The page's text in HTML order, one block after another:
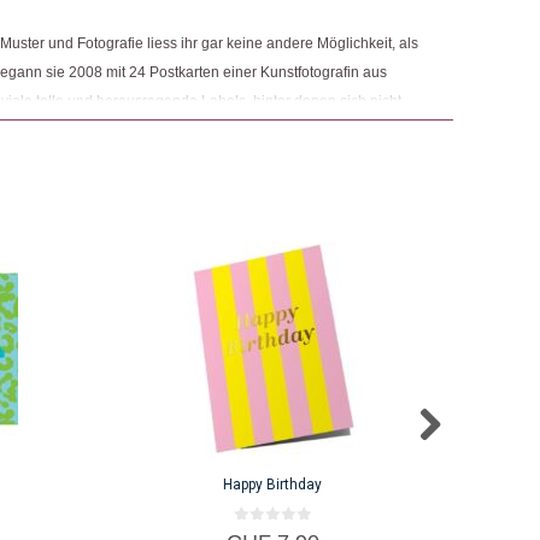
und Fotografie liess ihr gar keine andere Möglichkeit, als
sie 2008 mit 24 Postkarten einer Kunstfotografin aus
tolle und herausragende Labels, hinter denen sich nicht
Menschen verbargen, die sie dazu veranlassten,
Happy Birthday
0